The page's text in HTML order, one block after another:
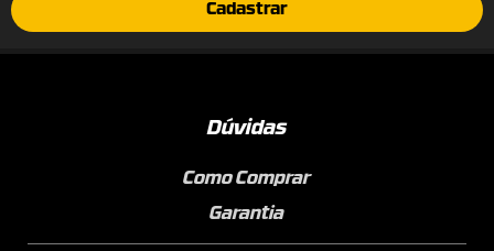
Cadastrar
Dúvidas
Como Comprar
Garantia